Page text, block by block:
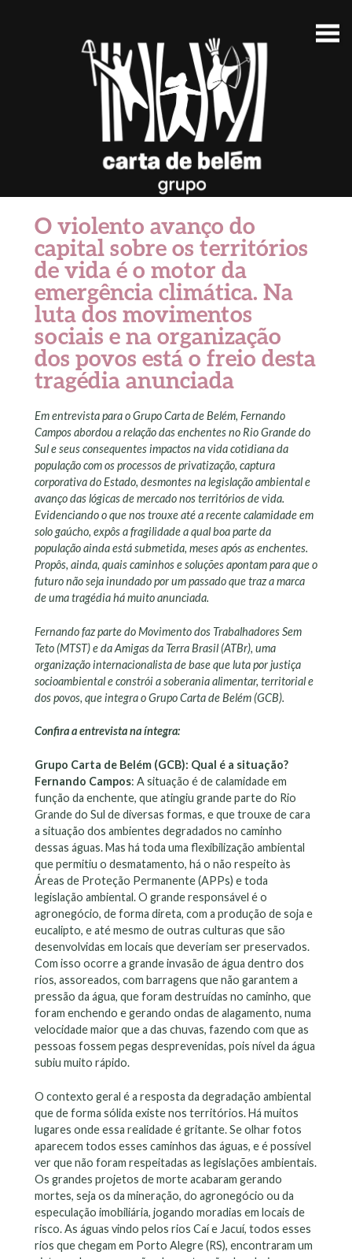
O violento avanço do
capital sobre os territórios
de vida é o motor da
emergência climática. Na
luta dos movimentos
sociais e na organização
dos povos está o freio desta
tragédia anunciada
Em entrevista para o Grupo Carta de Belém, Fernando
Campos abordou a relação das enchentes no Rio Grande do
Sul e seus consequentes impactos na vida cotidiana da
população com os processos de privatização, captura
corporativa do Estado, desmontes na legislação ambiental e
avanço das lógicas de mercado nos territórios de vida.
Evidenciando o que nos trouxe até a recente calamidade em
solo gaúcho, expôs a fragilidade a qual boa parte da
população ainda está submetida, meses após as enchentes.
Propôs, ainda, quais caminhos e soluções apontam para que o
futuro não seja inundado por um passado que traz a marca
de uma tragédia há muito anunciada.
Fernando faz parte do Movimento dos Trabalhadores Sem
Teto (MTST) e da Amigas da Terra Brasil (ATBr), uma
organização internacionalista de base que luta por justiça
socioambiental e constrói a soberania alimentar, territorial e
dos povos, que integra o Grupo Carta de Belém (GCB).
Confira a entrevista na íntegra:
Grupo Carta de Belém (GCB): Qual é a situação?
Fernando Campos: A situação é de calamidade em
função da enchente, que atingiu grande parte do Rio
Grande do Sul de diversas formas, e que trouxe de cara
a situação dos ambientes degradados no caminho
dessas águas. Mas há toda uma flexibilização ambiental
que permitiu o desmatamento, há o não respeito às
Áreas de Proteção Permanente (APPs) e toda
legislação ambiental. O grande responsável é o
agronegócio, de forma direta, com a produção de soja e
eucalipto, e até mesmo de outras culturas que são
desenvolvidas em locais que deveriam ser preservados.
Com isso ocorre a grande invasão de água dentro dos
rios, assoreados, com barragens que não garantem a
pressão da água, que foram destruídas no caminho, que
foram enchendo e gerando ondas de alagamento, numa
velocidade maior que a das chuvas, fazendo com que as
pessoas fossem pegas desprevenidas, pois nível da água
subiu muito rápido.
O contexto geral é a resposta da degradação ambiental
que de forma sólida existe nos territórios. Há muitos
lugares onde essa realidade é gritante. Se olhar fotos
aparecem todos esses caminhos das águas, e é possível
ver que não foram respeitadas as legislações ambientais.
Os grandes projetos de morte acabaram gerando
mortes, seja os da mineração, do agronegócio ou da
especulação imobiliária, jogando moradias em locais de
risco. As águas vindo pelos rios Caí e Jacuí, todos esses
rios que chegam em Porto Alegre (RS), encontraram um